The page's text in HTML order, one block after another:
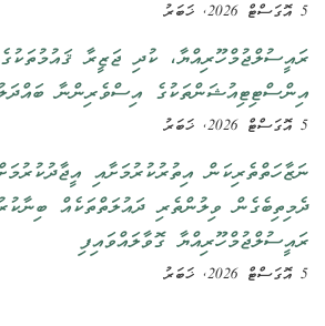
5 އޮގަސްޓް 2026, ޚަބަރު
ރައީސުލްޖުމްހޫރިއްޔާ، ކުދި ޖަޒީރާ
އިންސްޓިޓިއުޝަންތަކުގެ އިސްވެރިންނާ
5 އޮގަސްޓް 2026, ޚަބަރު
ނަޒާހަތްތެރިކަން އިތުރުކުރުމަށާއި
ދެމިތިބެގެން ވިލުންތެރި ދައުލަތްތަކެއް
ރައީސުލްޖުމްހޫރިއްޔާ ގޮވާލައްވައިފި
5 އޮގަސްޓް 2026, ޚަބަރު